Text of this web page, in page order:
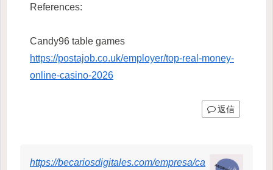
References:
Candy96 table games
https://postajob.co.uk/employer/top-real-money-
online-casino-2026
返信
https://becariosdigitales.com/empresa/ca